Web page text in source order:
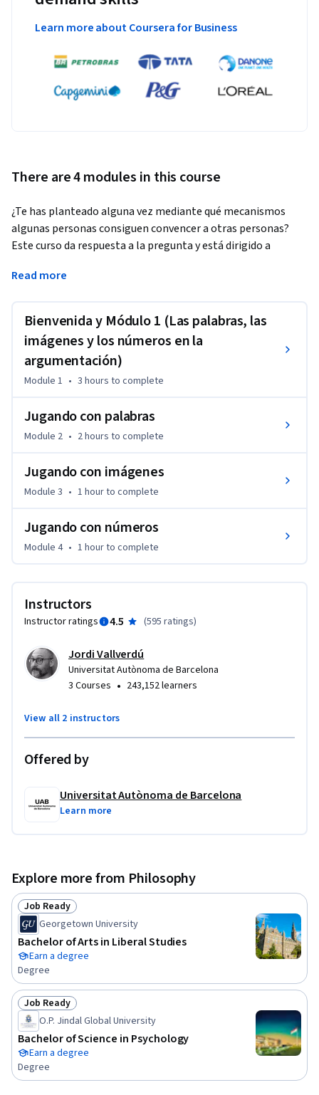
Learn more about Coursera for Business
There are 4 modules in this course
¿Te has planteado alguna vez mediante qué mecanismos
algunas personas consiguen convencer a otras personas?
Este curso da respuesta a la pregunta y está dirigido a
argumentación en el siglo XXI. Aprenderemos la base de la
a toda clase de formatos: desde las palabras o los
argumentos, pasando por las imágenes y los audiovisuales o,
finalmente, por los números, las estadísticas y los gráficos.
¿Para qué sirve este curso?
Las habilidades y disposiciones para analizar y explicar
en todas las disciplinas. Saber apreciar la solidez de los
argumentos y tener elementos para su crítica facilita el buen
exponerla de una manera formal correcta.
Read more
Bienvenida y Módulo 1 (Las palabras, las
imágenes y los números en la
argumentación)
Module 1 • 3 hours to complete
Jugando con palabras
Module 2 • 2 hours to complete
Jugando con imágenes
Module 3 • 1 hourto complete
Jugando con números
Module 4 • 1 hourto complete
Instructors
Instructor ratings 4.5 (595 ratings)
Jordi Vallverdú
Universitat Autònoma de Barcelona
3 Courses • 243,152 learners
View all 2 instructors
Offered by
Universitat Autònoma de Barcelona
Learn more
Explore more from Philosophy
Status: Job Ready
Job Ready
Georgetown University
Bachelor of Arts in Liberal Studies
Earn a degree
Degree
Status: Job Ready
Job Ready
O.P. Jindal Global University
Bachelor of Science in Psychology
Earn a degree
Degree